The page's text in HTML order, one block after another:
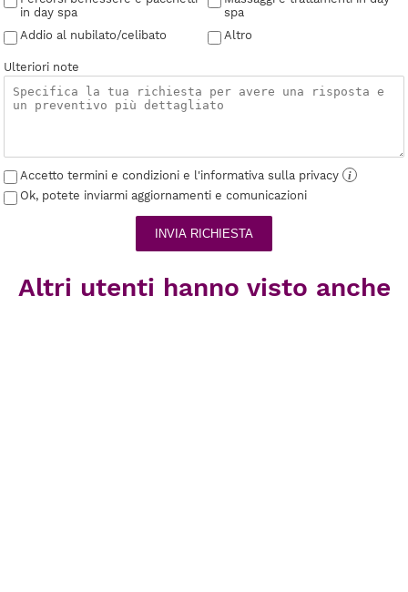
in day spa
spa
Addio al nubilato/celibato
Altro
Ulteriori note
Accetto termini e condizioni e l'informativa sulla privacy
i
Ok, potete inviarmi aggiornamenti e comunicazioni
INVIA RICHIESTA
Altri utenti hanno visto anche